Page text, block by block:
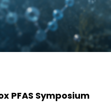
PFAS Symposium